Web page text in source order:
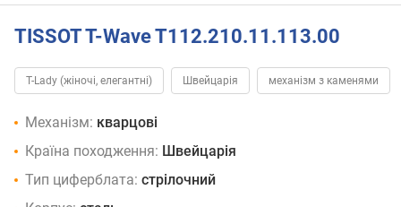
TISSOT T-Wave T112.210.11.113.00
T-Lady (жіночі, елегантні) Швейцарія механізм з каменями
Механізм: кварцові
Країна походження: Швейцарія
Тип циферблата: стрілочний